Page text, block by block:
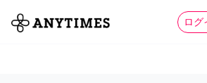
ログ
全て 家